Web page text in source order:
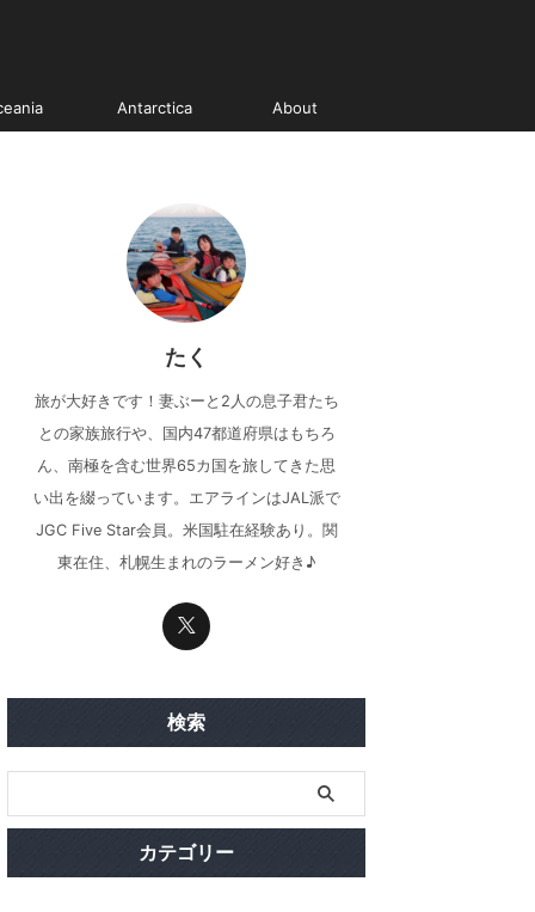
Antarctica About
たく
旅が大好きです！妻ぶーと2人の息子君たち
との家族旅行や、国内47都道府県はもちろ
ん、南極を含む世界65カ国を旅してきた思
い出を綴っています。エアラインはJAL派で
JGC Five Star会員。米国駐在経験あり。関
東在住、札幌生まれのラーメン好き♪
検索
カテゴリー